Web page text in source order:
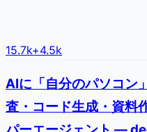
15.7k+4.5k
AIに「自分のパソコン
査・コード生成・資料